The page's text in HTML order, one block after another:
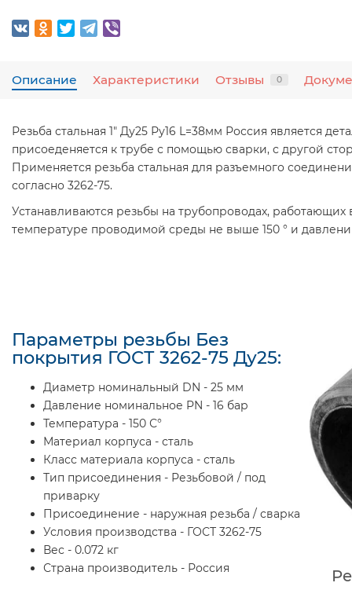
Описание Характеристики Отзывы 0
Резьба стальная 1″ Ду25 Ру16 L=38мм Россия является
присоеденяется к трубе с помощью сварки, с другой
Применяется резьба стальная для разъемного
согласно 3262-75.
Устанавливаются резьбы на трубопроводах,
температуре проводимой среды не выше 150 ° и
Параметры резьбы Без
покрытия ГОСТ 3262-75 Ду25:
Диаметр номинальный DN - 25 мм
Давление номинальное PN - 16 бар
Температура - 150 С°
Материал корпуса - сталь
Класс материала корпуса - сталь
Тип присоединения - Резьбовой / под
приварку
Присоединение - наружная резьба / сварка
Условия производства - ГОСТ 3262-75
Вес - 0.072 кг
Страна производитель - Россия